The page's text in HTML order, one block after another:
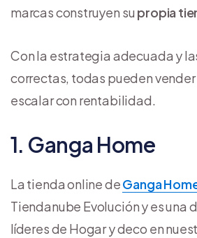
marcas construyen su propia
Con la estrategia adecuada y
correctas, todas pueden
escalar con rentabilidad.
1. Ganga Home
La tienda online deGanga
Tiendanube Evolución y es una
líderes de Hogar y deco en